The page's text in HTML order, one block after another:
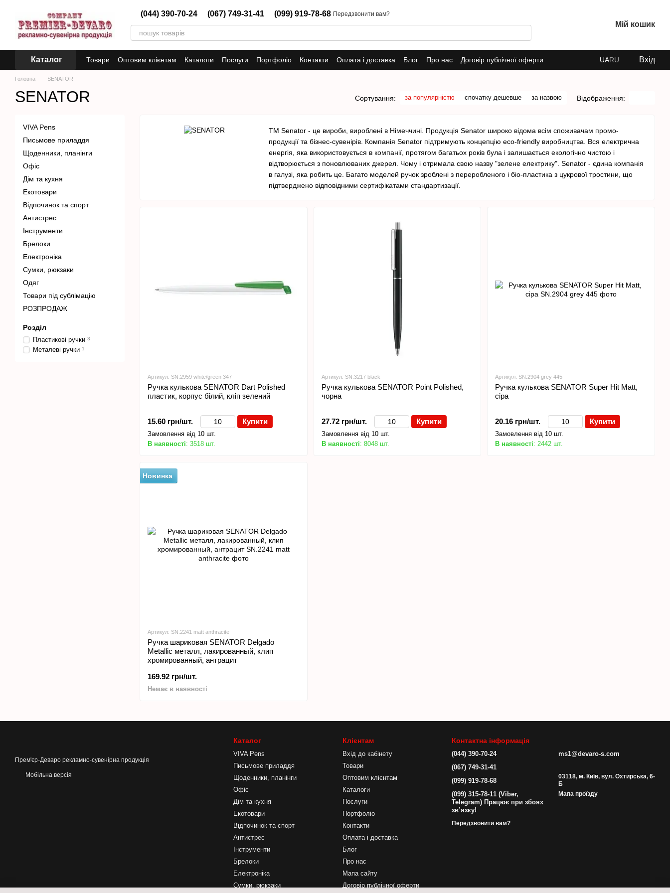
(044) 390-70-24 (067) 749-31-41 (099) 919-78-68 Передзвонити вам?
Мій кошик
Каталог Товари Оптовим клієнтам Каталоги Послуги Портфоліо Контакти Оплата і доставка Блог Про нас Договір публічної оферти UARU Вхід
Головна SENATOR
SENATOR Сортування: за популярністю спочатку дешевше за назвою Відображення:
ТМ Senator - це вироби, вироблені в Німеччині. Продукція Senator широко відома всім споживачам промо-
продукції та бізнес-сувенірів. Компанія Senator підтримують концепцію eco-friendly виробництва. Вся електрична
енергія, яка використовується в компанії, протягом багатьох років була і залишається екологічно чистою і
відтворюється з поновлюваних джерел. Чому і отримала свою назву "зелене електрику". Senator - єдина компанія
в галузі, яка робить це. Багато моделей ручок зроблені з переробленого і біо-пластика з цукрової тростини, що
підтверджено відповідними сертифікатами стандартизації.
Артикул: SN.2959 white/green 347
Ручка кулькова SENATOR Dart Polished
пластик, корпус білий, кліп зелений
15.60 грн/шт. Купити
Замовлення від 10 шт.
В наявності: 3518 шт.
Артикул: SN.3217 black
Ручка кулькова SENATOR Point Polished,
чорна
27.72 грн/шт. Купити
Замовлення від 10 шт.
В наявності: 8048 шт.
Артикул: SN.2904 grey 445
Ручка кулькова SENATOR Super Hit Matt,
сіра
20.16 грн/шт. Купити
Замовлення від 10 шт.
В наявності: 2442 шт.
Новинка
Артикул: SN.2241 matt anthracite
Ручка шариковая SENATOR Delgado
Metallic металл, лакированный, клип
хромированный, антрацит
169.92 грн/шт.
Немає в наявності
VIVA Pens
Письмове приладдя
Щоденники, планінги
Офіс
Дім та кухня
Екотовари
Відпочинок та спорт
Антистрес
Інструменти
Брелоки
Електроніка
Сумки, рюкзаки
Одяг
Товари під сублімацію
РОЗПРОДАЖ
Розділ
Пластикові ручки 3
Металеві ручки 1
Прем'єр-Деваро рекламно-сувенірна продукція
Мобільна версія
Каталог
VIVA Pens
Письмове приладдя
Щоденники, планінги
Офіс
Дім та кухня
Екотовари
Відпочинок та спорт
Антистрес
Інструменти
Брелоки
Електроніка
Сумки, рюкзаки
Клієнтам
Вхід до кабінету
Товари
Оптовим клієнтам
Каталоги
Послуги
Портфоліо
Контакти
Оплата і доставка
Блог
Про нас
Мапа сайту
Договір публічної оферти
Контактна інформація
(044) 390-70-24
(067) 749-31-41
(099) 919-78-68
(099) 315-78-11 (Viber,
Telegram) Працює при збоях
зв’язку!
Передзвонити вам?
ms1@devaro-s.com
03118, м. Київ, вул. Охтирська, 6-
Б
Мапа проїзду